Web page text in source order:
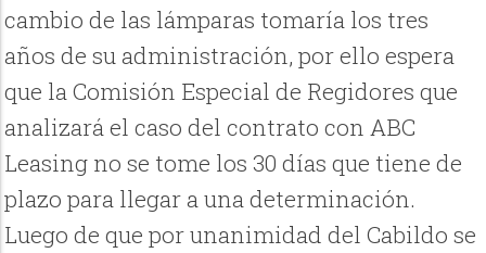
cambio de las lámparas tomaría los tres
años de su administración, por ello espera
que la Comisión Especial de Regidores que
analizará el caso del contrato con ABC
Leasing no se tome los 30 días que tiene de
plazo para llegar a una determinación.
Luego de que por unanimidad del Cabildo se